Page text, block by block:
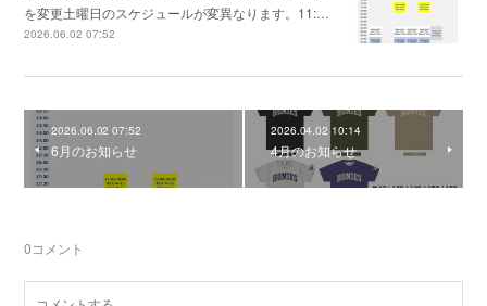
を変更土曜日のスケジュールが変異なります。11:…
2026.06.02 07:52
2026.06.02 07:52
6月のお知らせ
2026.04.02 10:14
4月のお知らせ
0コメント